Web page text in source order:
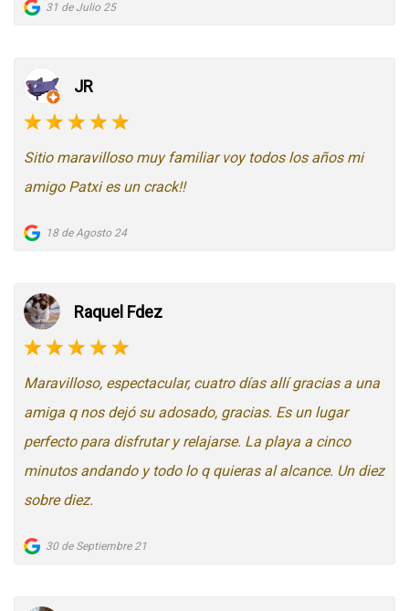
31 de Julio 25
JR
Sitio maravilloso muy familiar voy todos los años mi
amigo Patxi es un crack!!
18 de Agosto 24
Raquel Fdez
Maravilloso, espectacular, cuatro días allí gracias a una
amiga q nos dejó su adosado, gracias. Es un lugar
perfecto para disfrutar y relajarse. La playa a cinco
minutos andando y todo lo q quieras al alcance. Un diez
sobre diez.
30 de Septiembre 21